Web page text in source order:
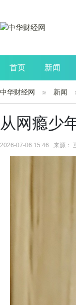
首页 新闻
公司 生活
中华财经网 新闻
从网瘾少
2026-07-06 15:46 来源：